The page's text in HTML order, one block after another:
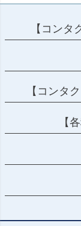
【コンタ
【コンタ
【